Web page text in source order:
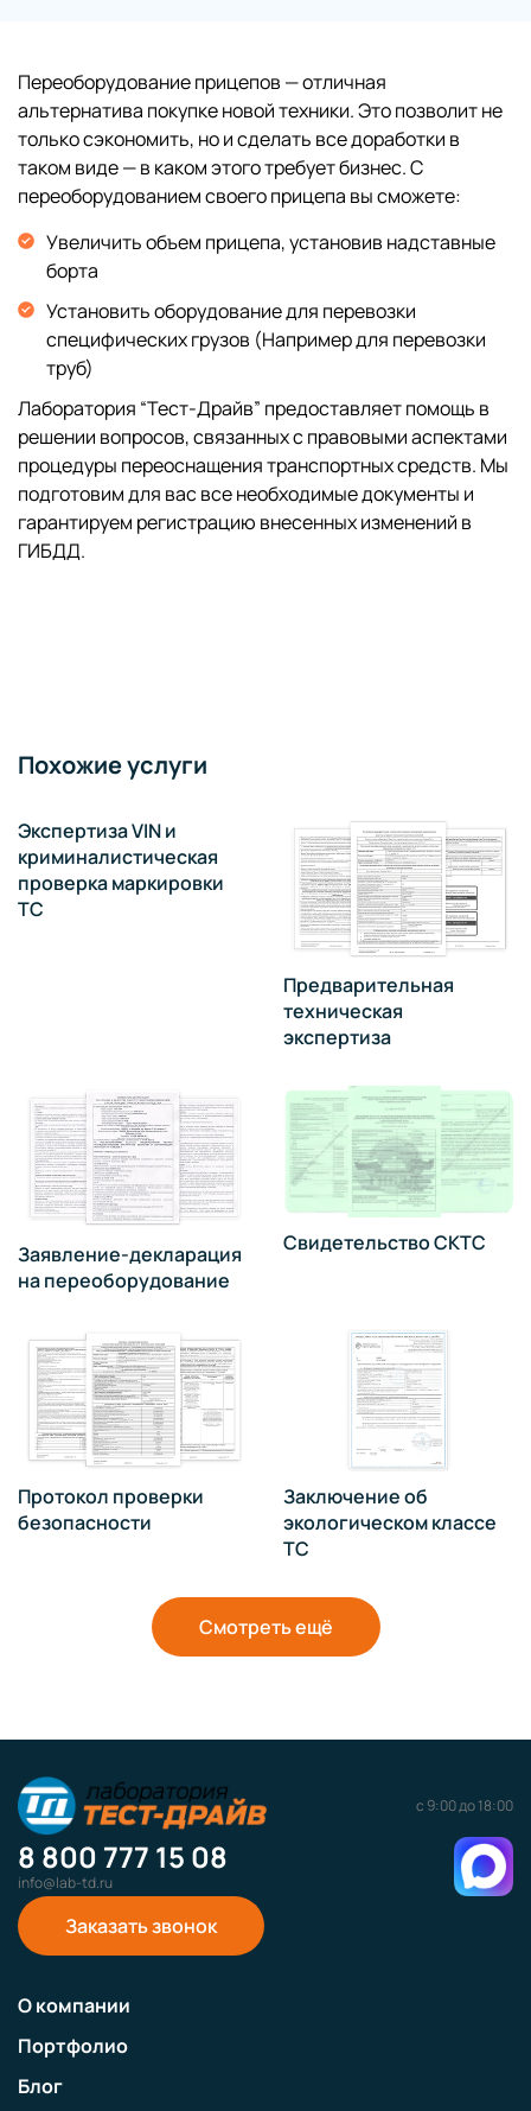
Переоборудование прицепов — отличная
альтернатива покупке новой техники. Это позволит не
только сэкономить, но и сделать все доработки в
таком виде — в каком этого требует бизнес. С
переоборудованием своего прицепа вы сможете:
Увеличить объем прицепа, установив надставные
борта
Установить оборудование для перевозки
специфических грузов (Например для перевозки
труб)
Лаборатория “Тест-Драйв” предоставляет помощь в
решении вопросов, связанных с правовыми аспектами
процедуры переоснащения транспортных средств. Мы
подготовим для вас все необходимые документы и
гарантируем регистрацию внесенных изменений в
ГИБДД.
Похожие услуги
Экспертиза VIN и
криминалистическая
проверка маркировки
ТС
Предварительная
техническая
экспертиза
Заявление-декларация
на переоборудование
Свидетельство СКТС
Протокол проверки
безопасности
Заключение об
экологическом классе
ТС
Смотреть ещё
с 9:00 до 18:00
8 800 777 15 08
info@lab-td.ru
Заказать звонок
О компании
Портфолио
Блог